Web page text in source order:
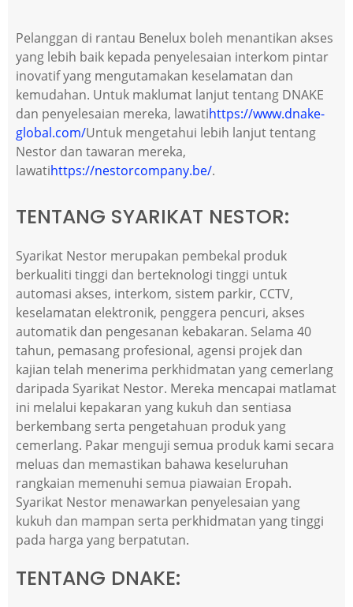
Pelanggan di rantau Benelux boleh menantikan akses
yang lebih baik kepada penyelesaian interkom pintar
inovatif yang mengutamakan keselamatan dan
kemudahan. Untuk maklumat lanjut tentang DNAKE
dan penyelesaian mereka, lawatihttps://www.dnake-
global.com/Untuk mengetahui lebih lanjut tentang
Nestor dan tawaran mereka,
lawatihttps://nestorcompany.be/.
TENTANG SYARIKAT NESTOR:
Syarikat Nestor merupakan pembekal produk
berkualiti tinggi dan berteknologi tinggi untuk
automasi akses, interkom, sistem parkir, CCTV,
keselamatan elektronik, penggera pencuri, akses
automatik dan pengesanan kebakaran. Selama 40
tahun, pemasang profesional, agensi projek dan
kajian telah menerima perkhidmatan yang cemerlang
daripada Syarikat Nestor. Mereka mencapai matlamat
ini melalui kepakaran yang kukuh dan sentiasa
berkembang serta pengetahuan produk yang
cemerlang. Pakar menguji semua produk kami secara
meluas dan memastikan bahawa keseluruhan
rangkaian memenuhi semua piawaian Eropah.
Syarikat Nestor menawarkan penyelesaian yang
kukuh dan mampan serta perkhidmatan yang tinggi
pada harga yang berpatutan.
TENTANG DNAKE: